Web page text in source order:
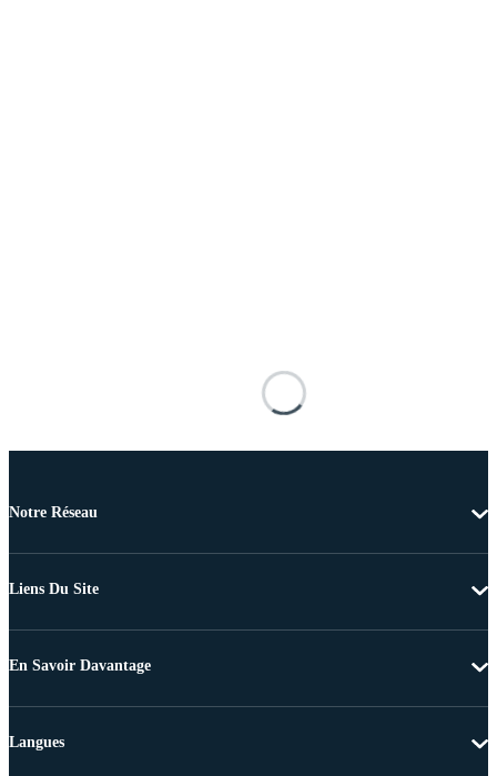
Notre Réseau
Liens Du Site
En Savoir Davantage
Langues